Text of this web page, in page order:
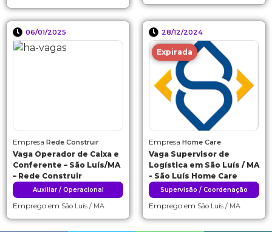
06/01/2025
Empresa Rede Construir
Vaga Operador de Caixa e
Conferente – São Luís/MA
– Rede Construir
Auxiliar / Operacional
Emprego em São Luís / MA
28/12/2024
Expirada
Empresa Home Care
Vaga Supervisor de
Logística em São Luís / MA
- São Luís Home Care
Supervisão / Coordenação
Emprego em São Luís / MA